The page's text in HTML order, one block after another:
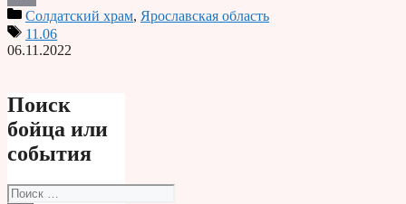
PrintСолдатский храм, Ярославская область
11.06
06.11.2022
Поиск
бойца или
события
Поиск: